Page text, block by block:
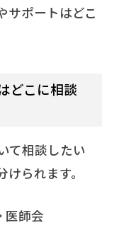
サポートはどこ
どこに相談
て相談したい
られます。
師会